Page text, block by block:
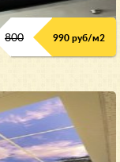
800 990 руб/м2